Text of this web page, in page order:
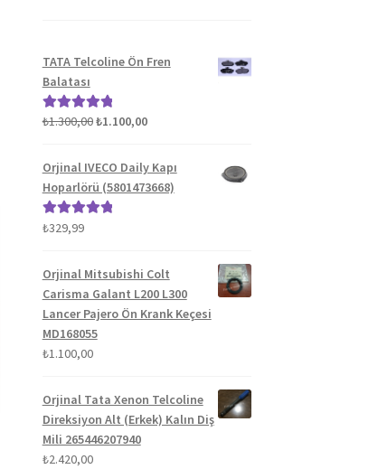
TATA Telcoline Ön Fren
Balatası
5 üzerinden
₺1.300,00Orijinal
₺1.300,00.
₺1.100,00Şu
fiyat:
₺1.100,00.
Orjinal IVECO Daily Kapı
Hoparlörü (5801473668)
5 üzerinden
₺329,99
Orjinal Mitsubishi Colt
Carisma Galant L200 L300
Lancer Pajero Ön Krank Keçesi
MD168055
₺1.100,00
Orjinal Tata Xenon Telcoline
Direksiyon Alt (Erkek) Kalın Diş
Mili 265446207940
₺2.420,00